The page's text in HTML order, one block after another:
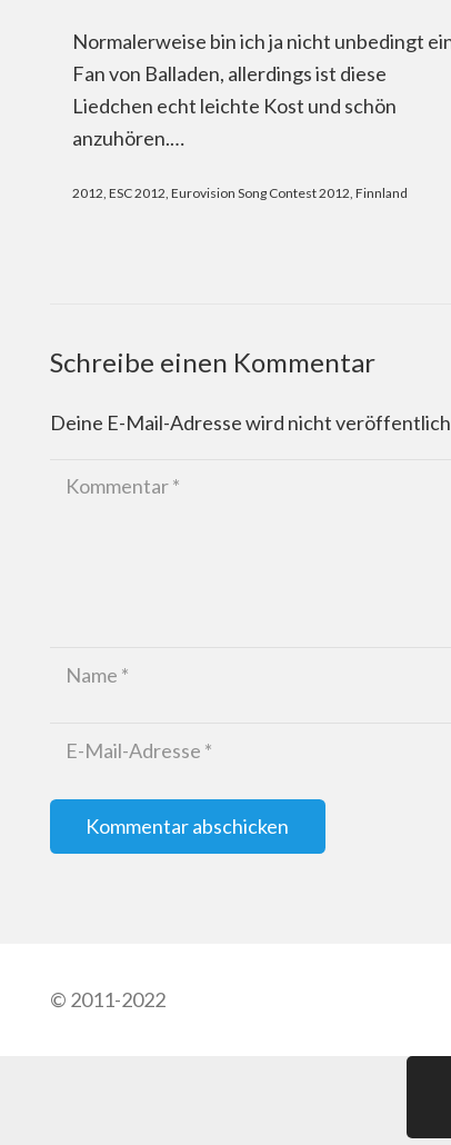
Normalerweise bin ich ja nicht unbedingt
Fan von Balladen, allerdings ist diese
Liedchen echt leichte Kost und schön
anzuhören.…
2012 ESC 2012 Eurovision Song Contest 2012 Finnland
Schreibe einen Kommentar
Deine E-Mail-Adresse wird nicht
Kommentar abschicken
© 2011-2022